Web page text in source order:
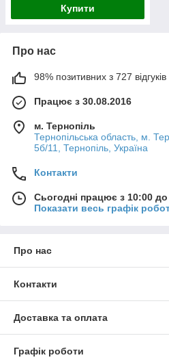
Купити
Про нас
98% позитивних з 727 відгуків
Працює з 30.08.2016
м. Тернопіль
Тернопільська область, м.
5б/11, Тернопіль, Україна
Контакти
Сьогодні працює з 10:00
Показати весь графік
Про нас
Контакти
Доставка та оплата
Графік роботи